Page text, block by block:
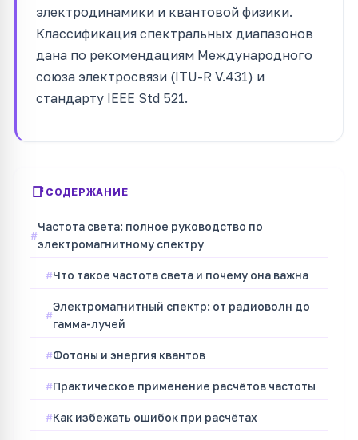
электродинамики и квантовой физики.
Классификация спектральных диапазонов
дана по рекомендациям Международного
союза электросвязи (ITU-R V.431) и
стандарту IEEE Std 521.
СОДЕРЖАНИЕ
Частота света: полное руководство по
электромагнитному спектру
Что такое частота света и почему она важна
Электромагнитный спектр: от радиоволн до
гамма-лучей
Фотоны и энергия квантов
Практическое применение расчётов частоты
Как избежать ошибок при расчётах